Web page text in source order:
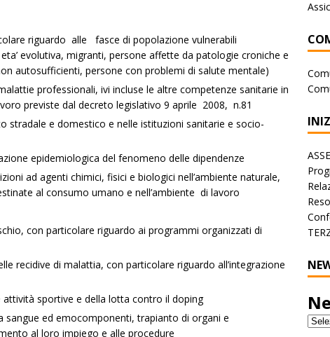
riguardo alle fasce di popolazione vulnerabili
evolutiva, migranti, persone affette da patologie croniche e
autosufficienti, persone con problemi di salute mentale)
professionali, ivi incluse le altre competenze sanitarie in
previste dal decreto legislativo 9 aprile 2008, n.81
stradale e domestico e nelle istituzioni sanitarie e socio-
epidemiologica del fenomeno delle dipendenze
ad agenti chimici, fisici e biologici nell’ambiente naturale,
al consumo umano e nell’ambiente di lavoro
con particolare riguardo ai programmi organizzati di
recidive di malattia, con particolare riguardo all’integrazione
attività sportive e della lotta contro il doping
ed emocomponenti, trapianto di organi e
al loro impiego e alle procedure